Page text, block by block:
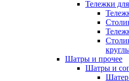
Тележки
Шатры и прочее
Шатры и